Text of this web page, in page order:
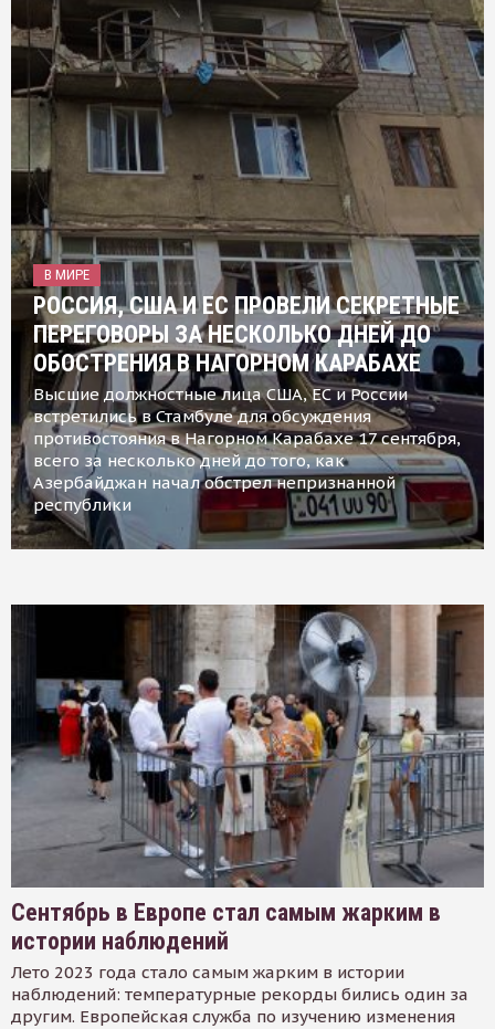
В МИРЕ
РОССИЯ, США И ЕС ПРОВЕЛИ СЕКРЕТНЫЕ
ПЕРЕГОВОРЫ ЗА НЕСКОЛЬКО ДНЕЙ ДО
ОБОСТРЕНИЯ В НАГОРНОМ КАРАБАХЕ
Высшие должностные лица США, ЕС и России
встретились в Стамбуле для обсуждения
противостояния в Нагорном Карабахе 17 сентября,
всего за несколько дней до того, как
Азербайджан начал обстрел непризнанной
республики
Сентябрь в Европе стал самым жарким в
истории наблюдений
Лето 2023 года стало самым жарким в истории
наблюдений: температурные рекорды бились один за
другим. Европейская служба по изучению изменения